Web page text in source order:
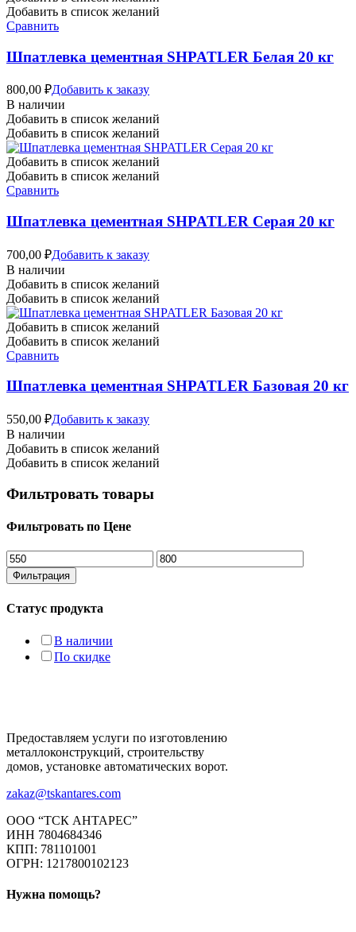
Добавить в список желаний
Сравнить
Шпатлевка цементная SHPATLER Белая 20 кг
800,00 ₽Добавить к заказу
В наличии
Добавить в список желаний
Добавить в список желаний
Добавить в список желаний
Добавить в список желаний
Сравнить
Шпатлевка цементная SHPATLER Серая 20 кг
700,00 ₽Добавить к заказу
В наличии
Добавить в список желаний
Добавить в список желаний
Добавить в список желаний
Добавить в список желаний
Сравнить
Шпатлевка цементная SHPATLER Базовая 20 кг
550,00 ₽Добавить к заказу
В наличии
Добавить в список желаний
Добавить в список желаний
Фильтровать товары
Фильтровать по Цене
Минимальная
цена
Максимальная
цена
Фильтрация
Статус продукта
В наличии
По скидке
Предоставляем услуги по изготовлению
металлоконструкций, строительству
домов, установке автоматических ворот.
zakaz@tskantares.com
ООО “ТСК АНТАРЕС”
ИНН 7804684346
КПП: 781101001
ОГРН: 1217800102123
Нужна помощь?